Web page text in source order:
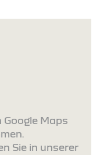
Maps
Sie in unserer